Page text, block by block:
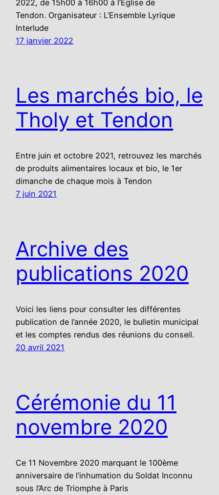
2022, de 15h00 à 16h00 à l’Eglise de
Tendon. Organisateur : L’Ensemble Lyrique
Interlude
17 janvier 2022
Les marchés bio, le
Tholy et Tendon
Entre juin et octobre 2021, retrouvez les marchés
de produits alimentaires locaux et bio, le 1er
dimanche de chaque mois à Tendon
7 juin 2021
Archive des
publications 2020
Voici les liens pour consulter les différentes
publication de l’année 2020, le bulletin municipal
et les comptes rendus des réunions du conseil.
20 avril 2021
Cérémonie du 11
novembre 2020
Ce 11 Novembre 2020 marquant le 100ème
anniversaire de l’inhumation du Soldat Inconnu
sous l’Arc de Triomphe à Paris